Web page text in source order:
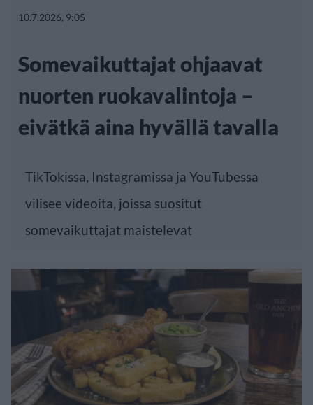
10.7.2026, 9:05
Somevaikuttajat ohjaavat
nuorten ruokavalintoja –
eivätkä aina hyvällä tavalla
TikTokissa, Instagramissa ja YouTubessa
vilisee videoita, joissa suositut
somevaikuttajat maistelevat